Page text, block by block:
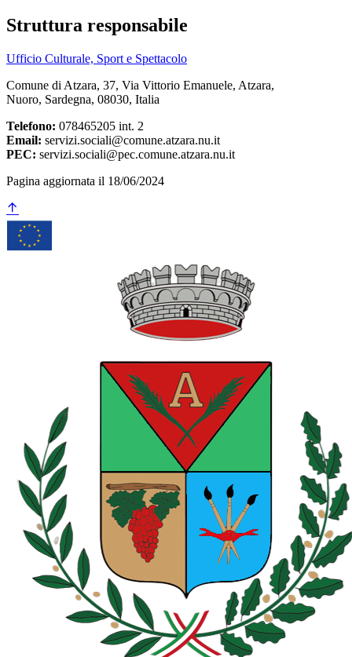
Struttura responsabile
Ufficio Culturale, Sport e Spettacolo
Comune di Atzara, 37, Via Vittorio Emanuele, Atzara,
Nuoro, Sardegna, 08030, Italia
Telefono: 078465205 int. 2
Email: servizi.sociali@comune.atzara.nu.it
PEC: servizi.sociali@pec.comune.atzara.nu.it
Pagina aggiornata il 18/06/2024